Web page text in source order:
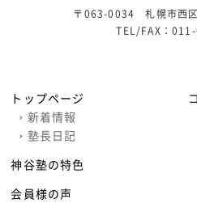
〒063-0034 札幌市西
TEL/FAX：
トップページ
› 新着情報
› 塾長日記
神谷塾の特色
会員様の声